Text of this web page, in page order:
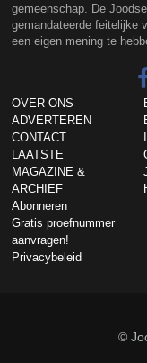
gemeenschap. De
gemandateerde feitelijke
een eigen mening te
OVER ONS
ADVERTEREN
CONTACT
LAATSTE
MAGAZINE &
ARCHIEF
Abonneren
Gratis proefnummer
aanvragen!
Privacybeleid
©